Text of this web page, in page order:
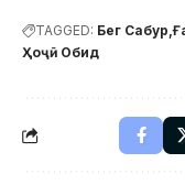
TAGGED: Бег Сабур
Ҳоҷӣ Обид